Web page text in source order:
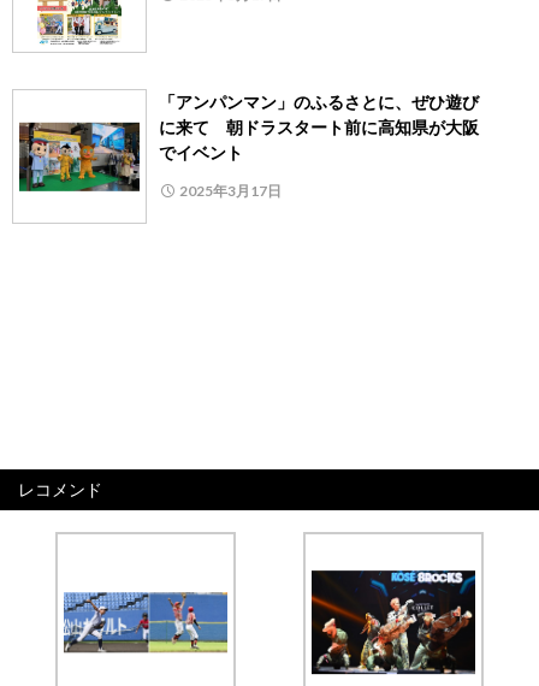
「アンパンマン」のふるさとに、ぜひ遊び
に来て 朝ドラスタート前に高知県が大阪
でイベント
2025年3月17日
レコメンド